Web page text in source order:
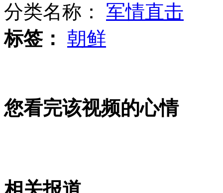
秘鲁发生6.0级地震
分类名称： 军情直击
标签： 朝鲜
您看完该视频的心情